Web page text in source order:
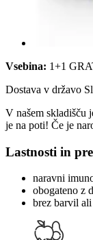
Vsebina: 1+1
Dostava v državo
V našem skladišču
je na poti! Če je
Lastnosti in
naravni
obogateno z
brez barvil